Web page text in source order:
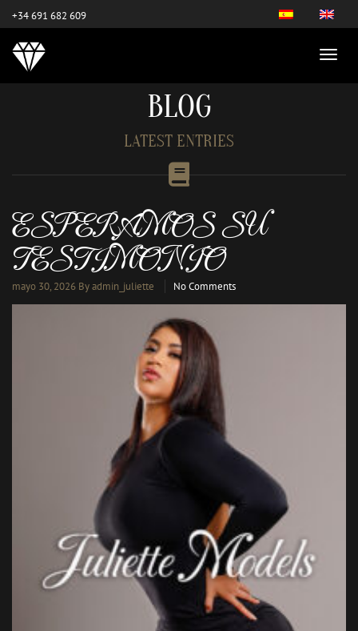
+34 691 682 609
BLOG
LATEST ENTRIES
ESPERAMOS SU
TESTIMONIO
mayo 30, 2026 By admin_juliette No Comments